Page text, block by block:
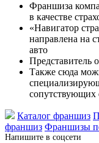
Франшиза
в качестве
«Навигатор
направлена на
авто
Представитель
Также сюда
сопутствующих
Каталог франшиз
франшиз Франшизы
Напишите в соцсети